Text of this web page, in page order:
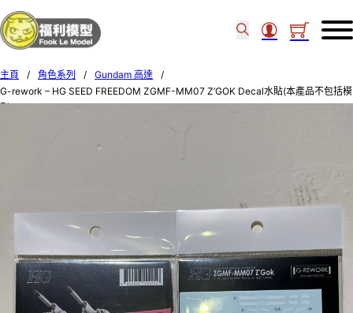
主頁 / 角色系列 / Gundam 高達
/
G-rework – HG SEED FREEDOM ZGMF-MM07 Z’GOK Decal水貼(本產品不包括模